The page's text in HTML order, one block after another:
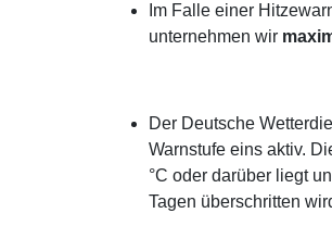
Im Falle einer
unternehmen wir
Der Deutsche
Warnstufe eins aktiv.
°C oder darüber liegt
Tagen überschritten